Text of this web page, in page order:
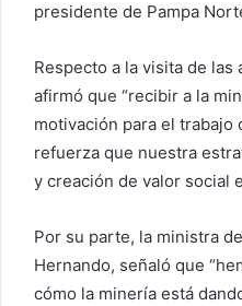
presidente de Pampa
Respecto a la visita de
afirmó que “recibir a la
motivación para el trabajo
refuerza que nuestra
y creación de valor social
Por su parte, la ministra
Hernando, señaló que
cómo la minería está